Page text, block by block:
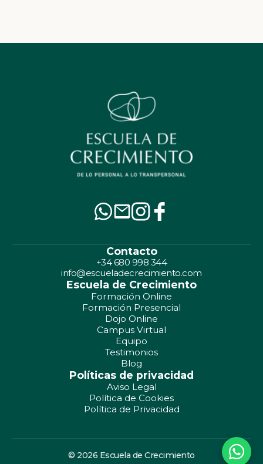
Contacto
+34 680 998 344
info@escueladecrecimiento.com
Escuela de Crecimiento
Formación Online
Formación Presencial
Dojo Online
Campus Virtual
Equipo
Testimonios
Blog
Políticas de privacidad
Aviso Legal
Política de Cookies
Política de Privacidad
© 2026 Escuela de Crecimiento